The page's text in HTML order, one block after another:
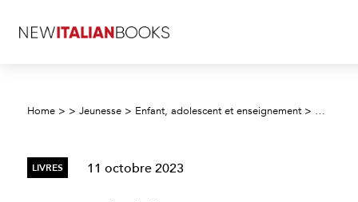
Home > >Jeunesse > Enfant, adolescent et enseignement > Fiction
LIVRES 11 octobre 2023